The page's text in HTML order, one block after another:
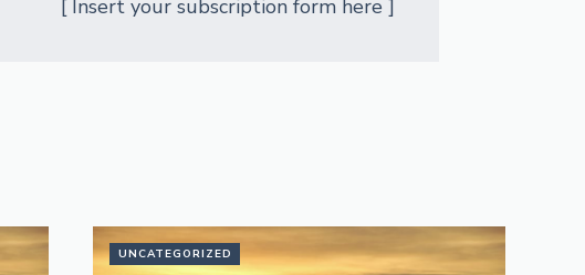
[ Insert your subscription form here ]
UNCATEGORIZED